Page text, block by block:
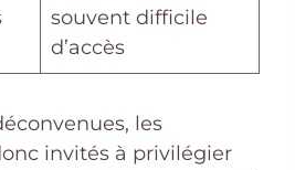
souvent difficile
d’accès
les
invités à privilégier